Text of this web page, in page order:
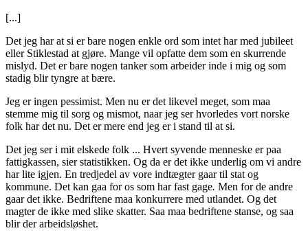
[...]
Det jeg har at si er bare nogen enkle ord som intet har med jubileet
eller Stiklestad at gjøre. Mange vil opfatte dem som en skurrende
mislyd. Det er bare nogen tanker som arbeider inde i mig og som
stadig blir tyngre at bære.
Jeg er ingen pessimist. Men nu er det likevel meget, som maa
stemme mig til sorg og mismot, naar jeg ser hvorledes vort norske
folk har det nu. Det er mere end jeg er i stand til at si.
Det jeg ser i mit elskede folk ... Hvert syvende menneske er paa
fattigkassen, sier statistikken. Og da er det ikke underlig om vi andre
har lite igjen. En tredjedel av vore indtægter gaar til stat og
kommune. Det kan gaa for os som har fast gage. Men for de andre
gaar det ikke. Bedriftene maa konkurrere med utlandet. Og det
magter de ikke med slike skatter. Saa maa bedriftene stanse, og saa
blir der arbeidsløshet.